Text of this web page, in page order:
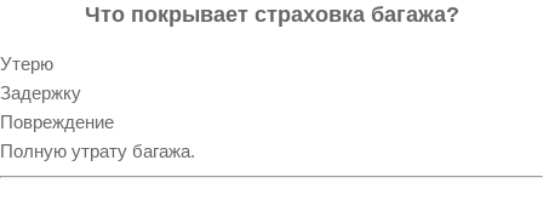
Что покрывает страховка багажа?
Утерю
Задержку
Повреждение
Полную утрату багажа.